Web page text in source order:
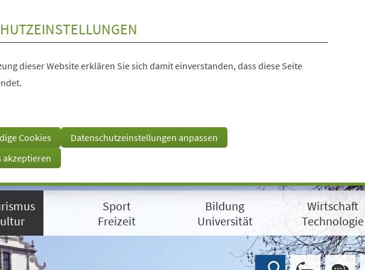
dieser Website erklären Sie sich damit einverstanden, dass diese Seite
Cookies
Datenschutzeinstellungen anpassen
akzeptieren
Sport
Freizeit
Bildung
Universität
Wirtschaft
Technologie